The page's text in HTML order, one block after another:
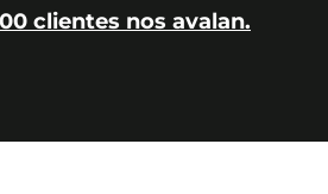
clientes nos avalan.